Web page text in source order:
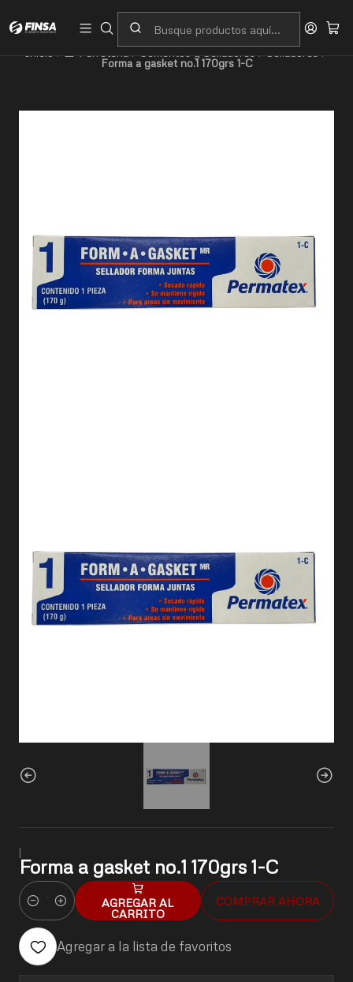
Forma a gasket no.1 170grs 1-C
|
Forma a gasket no.1 170grs 1-C
Cantidad
AGREGAR AL
CARRITO
COMPRAR AHORA
Agregar a la lista de favoritos